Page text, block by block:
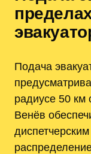
Подача
радиусе 50 км
Венёв